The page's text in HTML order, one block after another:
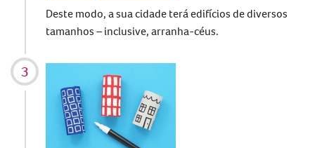
Deste modo, a sua cidade terá edifícios de diversos
tamanhos – inclusive, arranha-céus.